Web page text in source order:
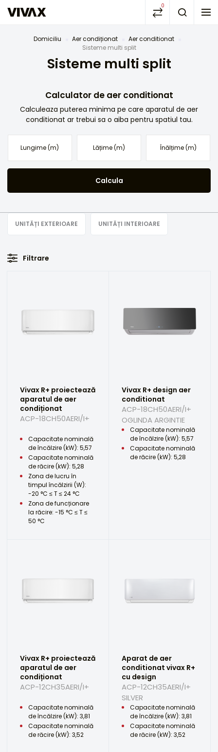
0
Domiciliu Aer condiționat
Aer conditionat
Sisteme multi split
Sisteme multi split
Calculator de aer conditionat
Calculeaza puterea minima pe care aparatul de aer
conditionat ar trebui sa o aiba pentru spatiul tau.
Calcula
UNITĂȚI EXTERIOARE UNITĂȚI INTERIOARE
Filtrare
Vivax R+ proiectează
aparatul de aer
condiționat
ACP-18CH50AERI/I+
Capacitate nominală
de încălzire (kW): 5,57
Capacitate nominală
de răcire (kW): 5,28
Zona de lucru în
timpul încălzirii (W):
-20 °C ≤ T ≤ 24 °C
Zona de funcționare
la răcire: -15 °C ≤ T ≤
50 °C
Vivax R+ design aer
conditionat
ACP-18CH50AERI/I+
OGLINDA ARGINTIE
Capacitate nominală
de încălzire (kW): 5,57
Capacitate nominală
de răcire (kW): 5,28
Vivax R+ proiectează
aparatul de aer
condiționat
ACP-12CH35AERI/I+
Capacitate nominală
de încălzire (kW): 3,81
Capacitate nominală
de răcire (kW): 3,52
Aparat de aer
conditionat vivax R+
cu design
ACP-12CH35AERI/I+
SILVER
Capacitate nominală
de încălzire (kW): 3,81
Capacitate nominală
de răcire (kW): 3,52